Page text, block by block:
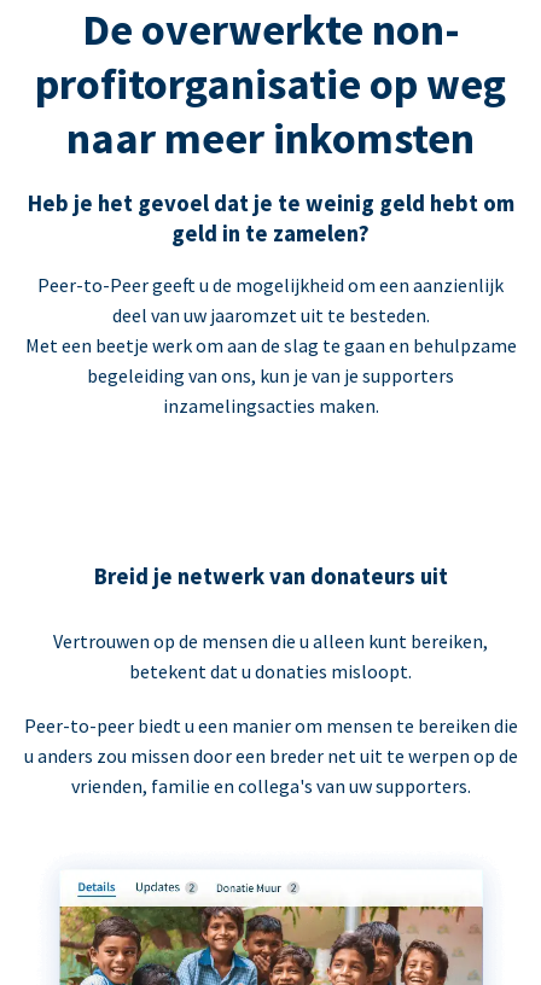
De overwerkte non-
profitorganisatie op weg
naar meer inkomsten
Heb je het gevoel dat je te weinig geld hebt om
geld in te zamelen?
Peer-to-Peer geeft u de mogelijkheid om een aanzienlijk
deel van uw jaaromzet uit te besteden.
Met een beetje werk om aan de slag te gaan en behulpzame
begeleiding van ons, kun je van je supporters
inzamelingsacties maken.
Breid je netwerk van donateurs uit
Vertrouwen op de mensen die u alleen kunt bereiken,
betekent dat u donaties misloopt.
Peer-to-peer biedt u een manier om mensen te bereiken die
u anders zou missen door een breder net uit te werpen op de
vrienden, familie en collega's van uw supporters.